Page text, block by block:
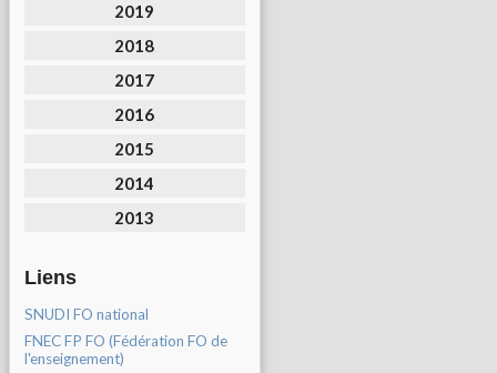
2019
2018
2017
2016
2015
2014
2013
Liens
SNUDI FO national
FNEC FP FO (Fédération FO de
l'enseignement)